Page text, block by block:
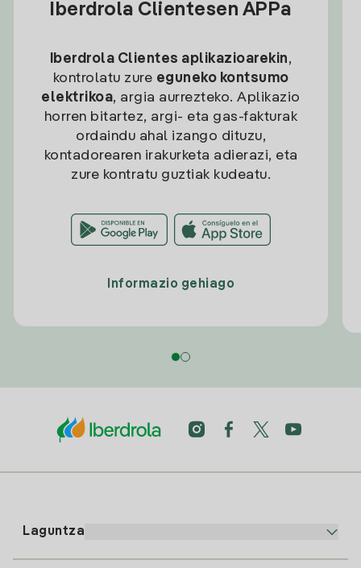
Iberdrola Clientesen APPa
Iberdrola Clientes aplikazioarekin,
kontrolatu zure eguneko kontsumo
elektrikoa, argia aurrezteko. Aplikazio
horren bitartez, argi- eta gas-fakturak
ordaindu ahal izango dituzu,
kontadorearen irakurketa adierazi, eta
zure kontratu guztiak kudeatu.
Informazio gehiago
Laguntza